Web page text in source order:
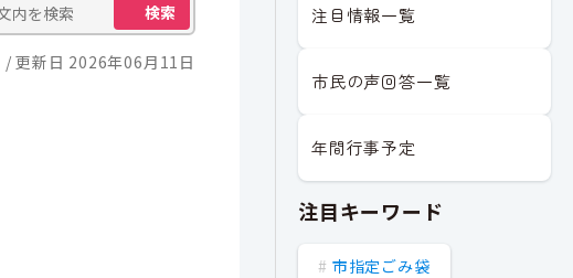
検索
更新日 2026年06月11日
注目情報一覧
市民の声回答一覧
年間行事予定
注目キーワード
市指定ごみ袋